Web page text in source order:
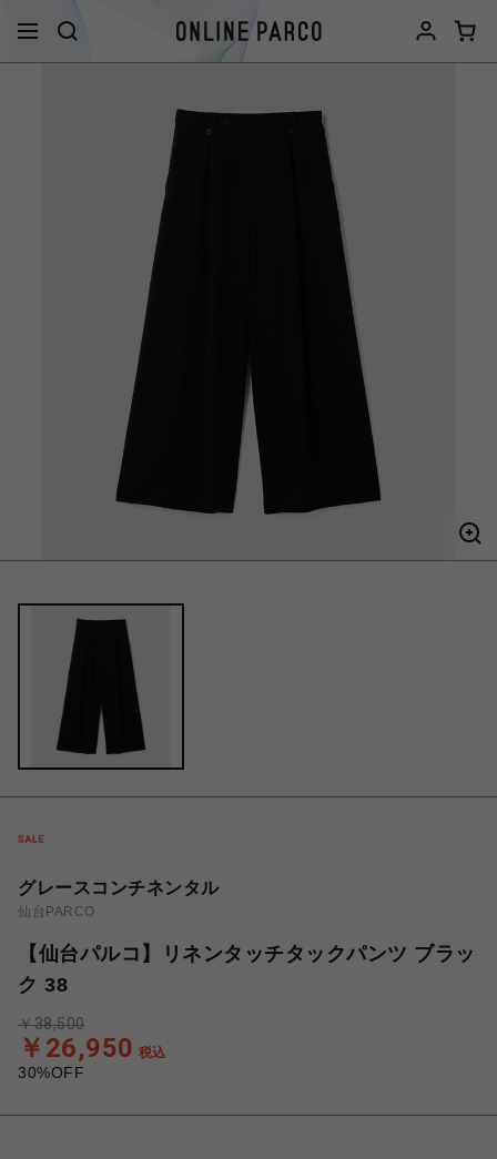
グレースコンチネンタル
仙台PARCO
【仙台パルコ】リネンタッチタックパンツ ブラッ
ク 38
30%OFF
￥26,950 税込
￥38,500